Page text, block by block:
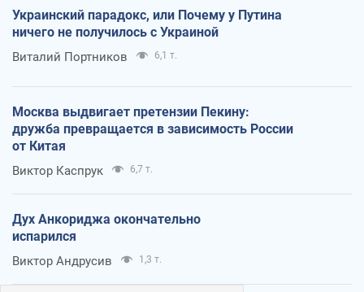
Украинский парадокс, или Почему у Путина
ничего не получилось с Украиной
Виталий Портников 6,1 т.
Москва выдвигает претензии Пекину:
дружба превращается в зависимость России
от Китая
Виктор Каспрук 6,7 т.
Дух Анкориджа окончательно
испарился
Виктор Андрусив 1,3 т.